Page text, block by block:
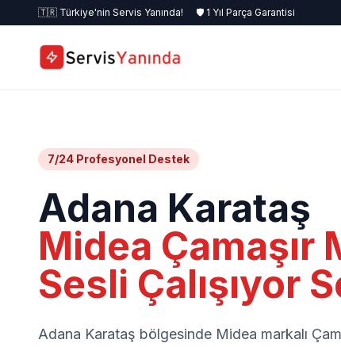
🇹🇷 Türkiye'nin Servis Yanında! 🛡️ 1 Yıl Parça Garantisi
7/24 Profesyonel Destek
Adana Karataş
Midea Çamaşır
Sesli Çalışıyor
Adana Karataş bölgesinde Midea markalı